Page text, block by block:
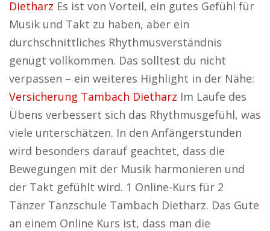
Dietharz Es ist von Vorteil, ein gutes Gefühl für
Musik und Takt zu haben, aber ein
durchschnittliches Rhythmusverständnis
genügt vollkommen. Das solltest du nicht
verpassen – ein weiteres Highlight in der Nähe:
Versicherung Tambach Dietharz Im Laufe des
Übens verbessert sich das Rhythmusgefühl, was
viele unterschätzen. In den Anfängerstunden
wird besonders darauf geachtet, dass die
Bewegungen mit der Musik harmonieren und
der Takt gefühlt wird. 1 Online-Kurs für 2
Tänzer Tanzschule Tambach Dietharz. Das Gute
an einem Online Kurs ist, dass man die